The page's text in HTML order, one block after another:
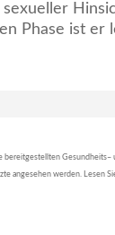
Phase ist
bereitgestellten
angesehen werden. Lesen